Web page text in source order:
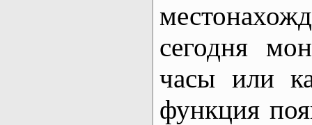
сегодня
часы или
функция